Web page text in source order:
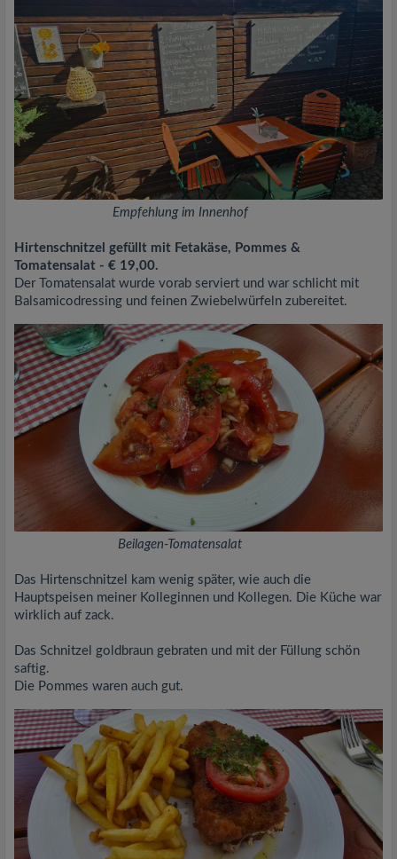
Empfehlung im Innenhof
Hirtenschnitzel gefüllt mit Fetakäse, Pommes &
Tomatensalat - € 19,00.
Der Tomatensalat wurde vorab serviert und war schlicht mit
Balsamicodressing und feinen Zwiebelwürfeln zubereitet.
Beilagen-Tomatensalat
Das Hirtenschnitzel kam wenig später, wie auch die
Hauptspeisen meiner Kolleginnen und Kollegen. Die Küche war
wirklich auf zack.
Das Schnitzel goldbraun gebraten und mit der Füllung schön
saftig.
Die Pommes waren auch gut.